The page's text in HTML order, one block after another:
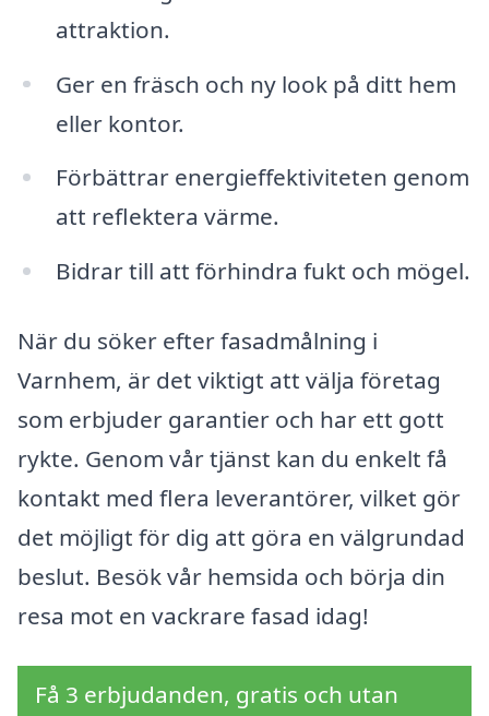
attraktion.
Ger en fräsch och ny look på ditt hem
eller kontor.
Förbättrar energieffektiviteten genom
att reflektera värme.
Bidrar till att förhindra fukt och mögel.
När du söker efter fasadmålning i
Varnhem, är det viktigt att välja företag
som erbjuder garantier och har ett gott
rykte. Genom vår tjänst kan du enkelt få
kontakt med flera leverantörer, vilket gör
det möjligt för dig att göra en välgrundad
beslut. Besök vår hemsida och börja din
resa mot en vackrare fasad idag!
Få 3 erbjudanden, gratis och utan